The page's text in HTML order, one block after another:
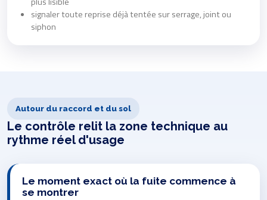
signaler toute reprise déjà tentée sur serrage, joint ou
siphon
Autour du raccord et du sol
Le contrôle relit la zone technique au
rythme réel d'usage
Le moment exact où la fuite commence à
se montrer